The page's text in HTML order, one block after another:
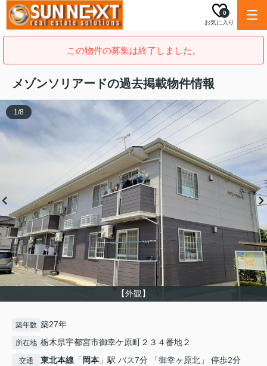
お気に入り
0
この物件の募集は終了しました。
メゾンソリアードの過去掲載物件情報
【外観】
1/8
築年数 築27年
所在地 栃木県宇都宮市御幸ケ原町２３４番地２
交通 東北本線 「 岡本 」駅 バス7分 「御幸ヶ原北」 停歩2分